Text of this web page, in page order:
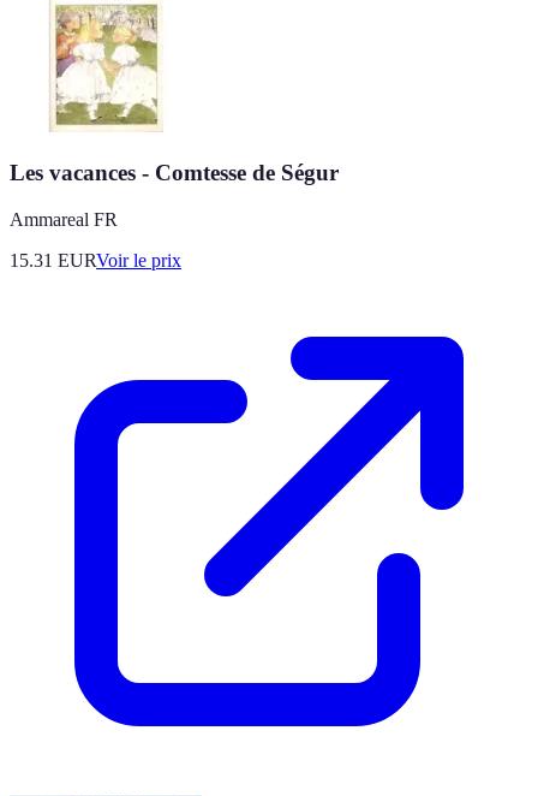
Les vacances - Comtesse de Ségur
Ammareal FR
15.31 EURVoir le prix